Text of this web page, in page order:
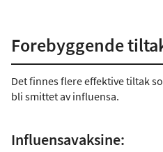
Forebyggende
Det finnes flere effektive tiltak
bli smittet av influensa.
Influensavaksine: